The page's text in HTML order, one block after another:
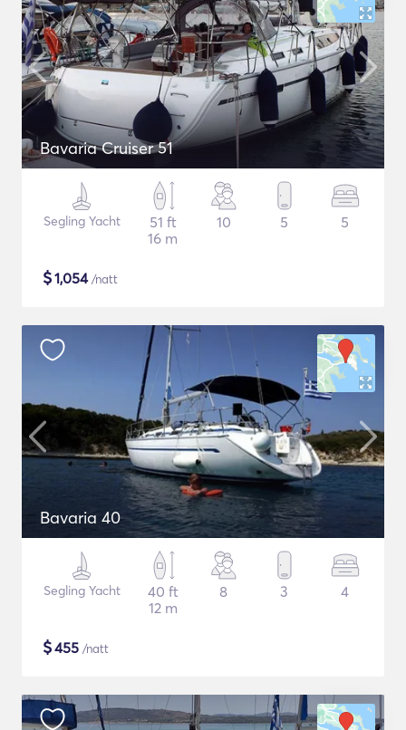
Bavaria Cruiser 51
Segling Yacht
51 ft
16 m
10 5 5
$1,054/natt
Bavaria 40
Segling Yacht
40 ft
12 m
8 3 4
$455 /natt